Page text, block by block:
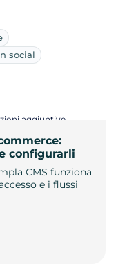
social
configurarli
CMS funziona
e i flussi